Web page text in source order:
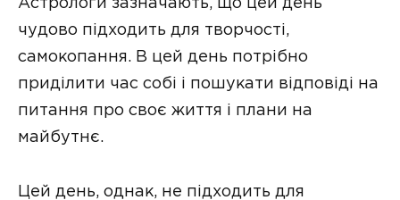
Астрологи зазначають, що цей день
чудово підходить для творчості,
самокопання. В цей день потрібно
приділити час собі і пошукати відповіді на
питання про своє життя і плани на
майбутнє.
Цей день, однак, не підходить для